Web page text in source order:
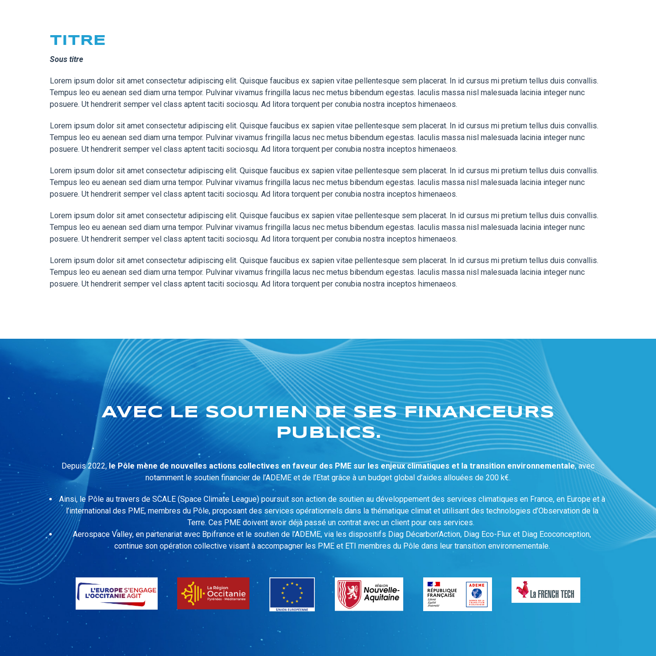
TITRE
Sous titre
Lorem ipsum dolor sit amet consectetur adipiscing elit. Quisque faucibus ex sapien vitae pellentesque sem placerat. In id cursus mi pretium tellus duis convallis.
Tempus leo eu aenean sed diam urna tempor. Pulvinar vivamus fringilla lacus nec metus bibendum egestas. Iaculis massa nisl malesuada lacinia integer nunc
posuere. Ut hendrerit semper vel class aptent taciti sociosqu. Ad litora torquent per conubia nostra inceptos himenaeos.
Lorem ipsum dolor sit amet consectetur adipiscing elit. Quisque faucibus ex sapien vitae pellentesque sem placerat. In id cursus mi pretium tellus duis convallis.
Tempus leo eu aenean sed diam urna tempor. Pulvinar vivamus fringilla lacus nec metus bibendum egestas. Iaculis massa nisl malesuada lacinia integer nunc
posuere. Ut hendrerit semper vel class aptent taciti sociosqu. Ad litora torquent per conubia nostra inceptos himenaeos.
Lorem ipsum dolor sit amet consectetur adipiscing elit. Quisque faucibus ex sapien vitae pellentesque sem placerat. In id cursus mi pretium tellus duis convallis.
Tempus leo eu aenean sed diam urna tempor. Pulvinar vivamus fringilla lacus nec metus bibendum egestas. Iaculis massa nisl malesuada lacinia integer nunc
posuere. Ut hendrerit semper vel class aptent taciti sociosqu. Ad litora torquent per conubia nostra inceptos himenaeos.
Lorem ipsum dolor sit amet consectetur adipiscing elit. Quisque faucibus ex sapien vitae pellentesque sem placerat. In id cursus mi pretium tellus duis convallis.
Tempus leo eu aenean sed diam urna tempor. Pulvinar vivamus fringilla lacus nec metus bibendum egestas. Iaculis massa nisl malesuada lacinia integer nunc
posuere. Ut hendrerit semper vel class aptent taciti sociosqu. Ad litora torquent per conubia nostra inceptos himenaeos.
Lorem ipsum dolor sit amet consectetur adipiscing elit. Quisque faucibus ex sapien vitae pellentesque sem placerat. In id cursus mi pretium tellus duis convallis.
Tempus leo eu aenean sed diam urna tempor. Pulvinar vivamus fringilla lacus nec metus bibendum egestas. Iaculis massa nisl malesuada lacinia integer nunc
posuere. Ut hendrerit semper vel class aptent taciti sociosqu. Ad litora torquent per conubia nostra inceptos himenaeos.
AVEC LE SOUTIEN DE SES FINANCEURS
PUBLICS.
Depuis 2022, le Pôle mène de nouvelles actions collectives en faveur des PME sur les enjeux climatiques et la transition environnementale, avec
notamment le soutien financier de l’ADEME et de l’Etat grâce à un budget global d’aides allouées de 200 k€.
Ainsi, le Pôle au travers de SCALE (Space Climate League) poursuit son action de soutien au développement des services climatiques en France, en Europe et à
l’international des PME, membres du Pôle, proposant des services opérationnels dans la thématique climat et utilisant des technologies d’Observation de la
Terre. Ces PME doivent avoir déjà passé un contrat avec un client pour ces services.
Aerospace Valley, en partenariat avec Bpifrance et le soutien de l’ADEME, via les dispositifs Diag Décarbon’Action, Diag Eco-Flux et Diag Ecoconception,
continue son opération collective visant à accompagner les PME et ETI membres du Pôle dans leur transition environnementale.